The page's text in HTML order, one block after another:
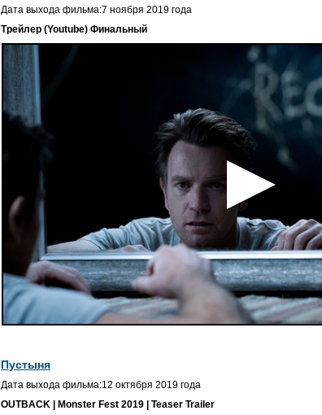
Дата выхода фильма:7 ноября 2019 года
Трейлер (Youtube) Финальный
Пустыня
Дата выхода фильма:12 октября 2019 года
OUTBACK | Monster Fest 2019 | Teaser Trailer